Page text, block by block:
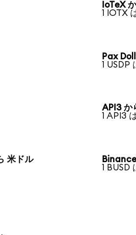
IoTeX
1 IOTX
Pax
1 USDP
API3 か
1 API3
米ドル
1 BUSD